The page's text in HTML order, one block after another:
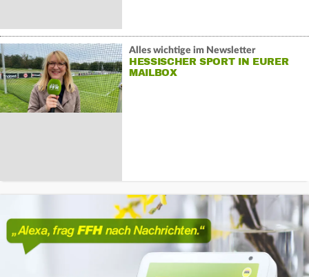
Alles wichtige im Newsletter
HESSISCHER SPORT IN EURER
MAILBOX